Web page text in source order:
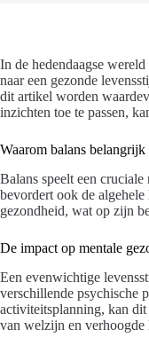
In de hedendaagse
naar een gezonde
dit artikel worden
inzichten toe te passen,
Waarom balans
Balans speelt een
bevordert ook de
gezondheid, wat op zijn
De impact op mentale
Een evenwichtige
verschillende psychische
activiteitsplanning, kan dit
van welzijn en verhoogde